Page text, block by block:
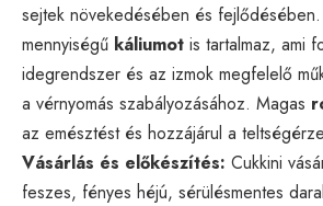
sejtek növekedésében és fejlődésében.
mennyiségű káliumot is tartalmaz, ami
idegrendszer és az izmok megfelelő
a vérnyomás szabályozásához. Magas
az emésztést és hozzájárul a
Vásárlás és előkészítés: Cukkini
feszes, fényes héjú, sérülésmentes